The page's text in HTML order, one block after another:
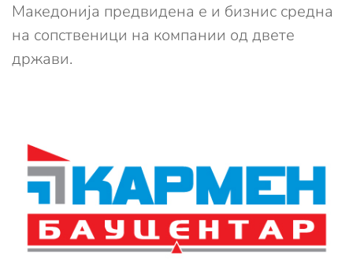
Македонија предвидена е и бизнис средна
на сопственици на компании од двете
држави.